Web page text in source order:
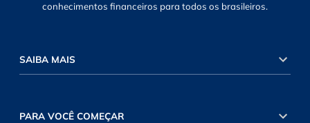
conhecimentos financeiros para todos os brasileiros.
SAIBA MAIS
PARA VOCÊ COMEÇAR